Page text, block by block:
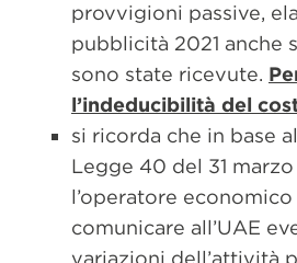
provvigioni passive,
pubblicità 2021 anche
sono state ricevute.
l’indeducibilità del
si ricorda che in base
Legge 40 del 31 marzo
l’operatore
comunicare all’UAE
variazioni dell’attività